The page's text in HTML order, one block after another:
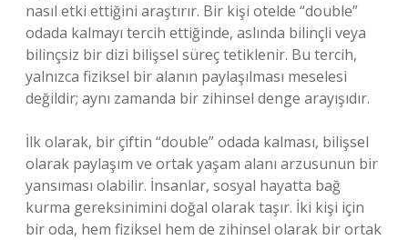
nasıl etki ettiğini araştırır. Bir kişi otelde “double”
odada kalmayı tercih ettiğinde, aslında bilinçli veya
bilinçsiz bir dizi bilişsel süreç tetiklenir. Bu tercih,
yalnızca fiziksel bir alanın paylaşılması meselesi
değildir; aynı zamanda bir zihinsel denge arayışıdır.
İlk olarak, bir çiftin “double” odada kalması, bilişsel
olarak paylaşım ve ortak yaşam alanı arzusunun bir
yansıması olabilir. İnsanlar, sosyal hayatta bağ
kurma gereksinimini doğal olarak taşır. İki kişi için
bir oda, hem fiziksel hem de zihinsel olarak bir ortak